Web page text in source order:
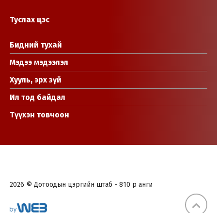
Туслах цэс
Бидний тухай
Мэдээ мэдээлэл
Хууль, эрх зүй
Ил тод байдал
Түүхэн товчоон
2026 © Дотоодын цэргийн штаб - 810 р анги